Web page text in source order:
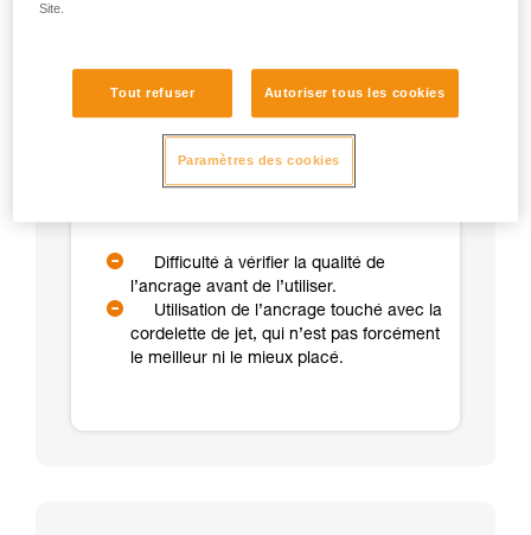
Possibilité de travailler dès le début de
l’accès à l’arbre.
Possibilité de travail sans monter au
sommet de l’arbre.
Possibilité d’installer la corde sur un
ancrage débrayable pour favoriser le
Difficulté à vérifier la qualité de
l’ancrage avant de l’utiliser.
Utilisation de l’ancrage touché avec la
cordelette de jet, qui n’est pas forcément
le meilleur ni le mieux placé.
Site.
Tout refuser Autoriser tous les cookies
Paramètres des cookies